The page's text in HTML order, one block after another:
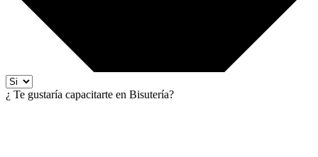
¿ Te gustaría capacitarte en Bisutería?